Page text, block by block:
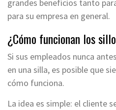
grandes beneficios tanto
para su empresa en general.
¿Cómo funcionan los
Si sus empleados nunca
en una silla, es posible que
cómo funciona.
La idea es simple: el cliente